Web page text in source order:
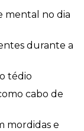
mental no dia
durante a
tédio
cabo de
mordidas e